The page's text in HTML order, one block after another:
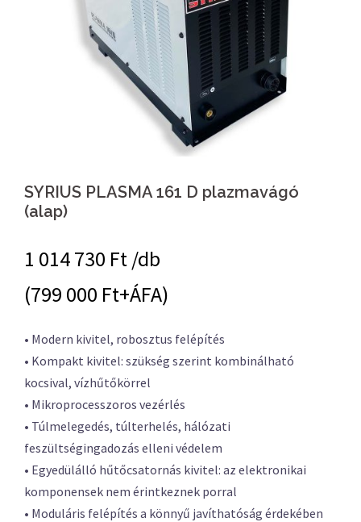
SYRIUS PLASMA 161 D plazmavágó
(alap)
1 014 730 Ft /db
(799 000 Ft+ÁFA)
• Modern kivitel, robosztus felépítés
• Kompakt kivitel: szükség szerint kombinálható
kocsival, vízhűtőkörrel
• Mikroprocesszoros vezérlés
• Túlmelegedés, túlterhelés, hálózati
feszültségingadozás elleni védelem
• Egyedülálló hűtőcsatornás kivitel: az elektronikai
komponensek nem érintkeznek porral
• Moduláris felépítés a könnyű javíthatóság érdekében